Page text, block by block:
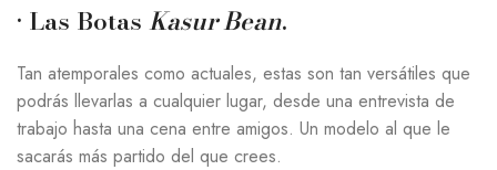
· Las Botas Kasur Bean.
Tan atemporales como actuales, estas son tan versátiles que
podrás llevarlas a cualquier lugar, desde una entrevista de
trabajo hasta una cena entre amigos. Un modelo al que le
sacarás más partido del que crees.